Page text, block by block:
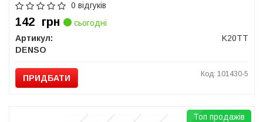
0 відгуків
142 грн
сьогодні
Артикул:
K20TT
DENSO
ПРИДБАТИ Код: 101430-5
Топ продажів